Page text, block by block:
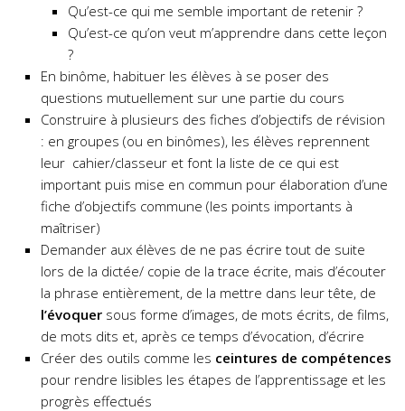
Qu’est-ce qui me semble important de retenir ?
Qu’est-ce qu’on veut m’apprendre dans cette leçon
?
En binôme, habituer les élèves à se poser des
questions mutuellement sur une partie du cours
Construire à plusieurs des fiches d’objectifs de révision
: en groupes (ou en binômes), les élèves reprennent
leur cahier/classeur et font la liste de ce qui est
important puis mise en commun pour élaboration d’une
fiche d’objectifs commune (les points importants à
maîtriser)
Demander aux élèves de ne pas écrire tout de suite
lors de la dictée/ copie de la trace écrite, mais d’écouter
la phrase entièrement, de la mettre dans leur tête, de
l’évoquer sous forme d’images, de mots écrits, de films,
de mots dits et, après ce temps d’évocation, d’écrire
Créer des outils comme les ceintures de compétences
pour rendre lisibles les étapes de l’apprentissage et les
progrès effectués